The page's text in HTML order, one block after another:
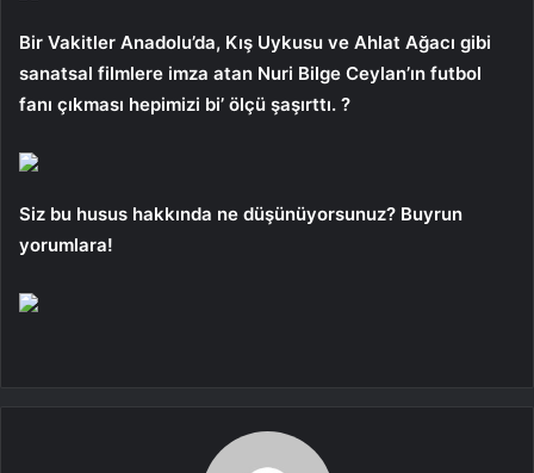
Bir Vakitler Anadolu’da, Kış Uykusu ve Ahlat Ağacı gibi
sanatsal filmlere imza atan Nuri Bilge Ceylan’ın futbol
fanı çıkması hepimizi bi’ ölçü şaşırttı. ?
Siz bu husus hakkında ne düşünüyorsunuz? Buyrun
yorumlara!